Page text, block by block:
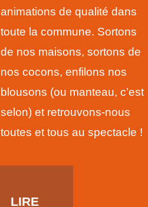
animations de qualité dans
toute la commune. Sortons
de nos maisons, sortons de
nos cocons, enfilons nos
blousons (ou manteau, c’est
selon) et retrouvons-nous
toutes et tous au spectacle !
LIRE